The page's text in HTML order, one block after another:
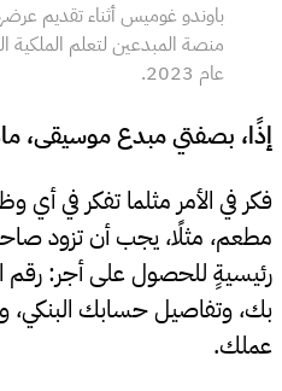
باوندو غوميس أثناء تقديم
منصة المبدعين لتعلم الملكية
عام 2023.
إذًا، بصفتي مبدع موسيقى،
فكر في الأمر مثلما تفكر في أي
مطعم، مثلًا، يجب أن تزود
رئيسيةٍ للحصول على أجر: رقم
بك، وتفاصيل حسابك البنكي،
عملك.